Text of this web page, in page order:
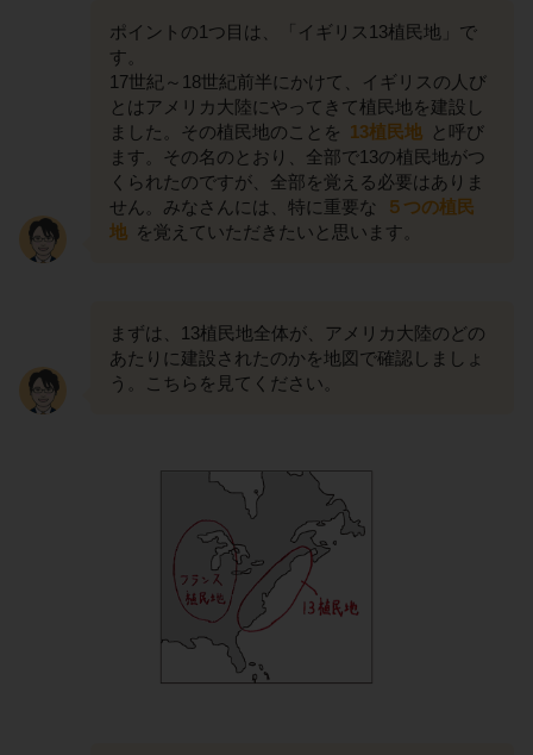
ポイントの1つ目は、「イギリス13植民地」で
す。
17世紀～18世紀前半にかけて、イギリスの人び
とはアメリカ大陸にやってきて植民地を建設し
ました。その植民地のことを 13植民地 と呼び
ます。その名のとおり、全部で13の植民地がつ
くられたのですが、全部を覚える必要はありま
せん。みなさんには、特に重要な
５つの植民
地 を覚えていただきたいと思います。
まずは、13植民地全体が、アメリカ大陸のどの
あたりに建設されたのかを地図で確認しましょ
う。こちらを見てください。